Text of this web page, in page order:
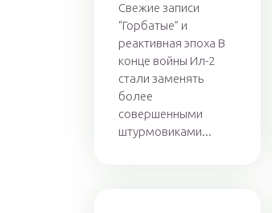
Свежие записи
“Горбатые” и
реактивная эпоха В
конце войны Ил-2
стали заменять
более
совершенными
штурмовиками...